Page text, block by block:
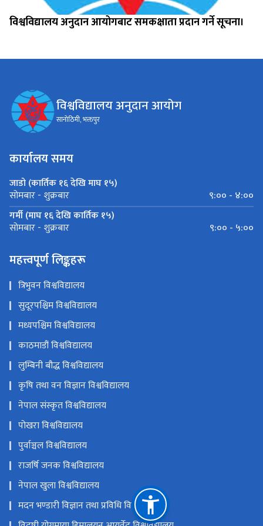
विश्वविद्यालय अनुदान आयोगबाट समकक्षाता प्रदान गर्ने सूचना।
विश्वविद्यालय अनुदान आयोग
सानोठिमी, भक्तपुर
कार्यालय समय
जाडो (कार्तिक १६ देखि माघ १५)
सोमबार - शुक्रबार
९:०० - ४:००
गर्मी (माघ १६ देखि कार्तिक १५)
सोमबार - शुक्रबार ९:०० - ५:००
महत्त्वपूर्ण लिङ्कहरू
त्रिभुवन विश्वविद्यालय
सुदूरपश्चिम विश्वविद्यालय
मध्यपश्चिम विश्वविद्यालय
काठमाडौं विश्वविद्यालय
लुम्बिनी बौद्ध विश्वविद्यालय
कृषि तथा वन विज्ञान विश्वविद्यालय
नेपाल संस्कृत विश्वविद्यालय
पोखरा विश्वविद्यालय
पुर्वाञ्चल विश्वविद्यालय
राजर्षि जनक विश्वविद्यालय
नेपाल खुला विश्वविद्यालय
मदन भण्डारी विज्ञान तथा प्रविधि विश्वविद्यालय